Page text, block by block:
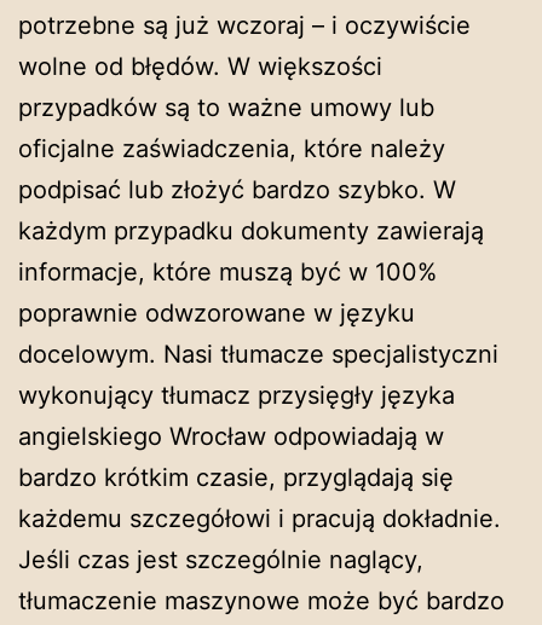
potrzebne są już wczoraj – i oczywiście
wolne od błędów. W większości
przypadków są to ważne umowy lub
oficjalne zaświadczenia, które należy
podpisać lub złożyć bardzo szybko. W
każdym przypadku dokumenty zawierają
informacje, które muszą być w 100%
poprawnie odwzorowane w języku
docelowym. Nasi tłumacze specjalistyczni
wykonujący tłumacz przysięgły języka
angielskiego Wrocław odpowiadają w
bardzo krótkim czasie, przyglądają się
każdemu szczegółowi i pracują dokładnie.
Jeśli czas jest szczególnie naglący,
tłumaczenie maszynowe może być bardzo